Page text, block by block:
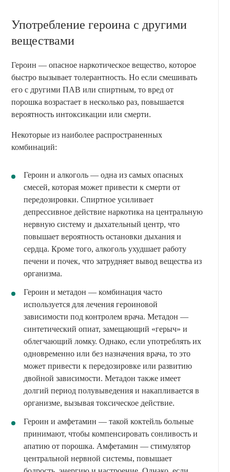
Употребление героина с другими
веществами
Героин — опасное наркотическое вещество, которое
быстро вызывает толерантность. Но если смешивать
его с другими ПАВ или спиртным, то вред от
порошка возрастает в несколько раз, повышается
вероятность интоксикации или смерти.
Некоторые из наиболее распространенных
комбинаций:
Героин и алкоголь — одна из самых опасных
смесей, которая может привести к смерти от
передозировки. Спиртное усиливает
депрессивное действие наркотика на центральную
нервную систему и дыхательный центр, что
повышает вероятность остановки дыхания и
сердца. Кроме того, алкоголь ухудшает работу
печени и почек, что затрудняет вывод вещества из
организма.
Героин и метадон — комбинация часто
используется для лечения героиновой
зависимости под контролем врача. Метадон —
синтетический опиат, замещающий «герыч» и
облегчающий ломку. Однако, если употреблять их
одновременно или без назначения врача, то это
может привести к передозировке или развитию
двойной зависимости. Метадон также имеет
долгий период полувыведения и накапливается в
организме, вызывая токсическое действие.
Героин и амфетамин — такой коктейль больные
принимают, чтобы компенсировать сонливость и
апатию от порошка. Амфетамин — стимулятор
центральной нервной системы, повышает